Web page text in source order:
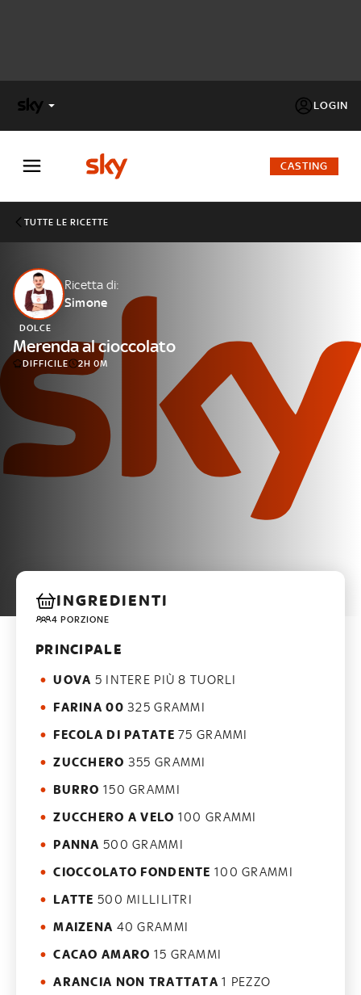
LOGIN
FACTOR
Cos’altro vedere:
PROGRAMMI SKY
Un mondo di offerte:
SKY.IT
NOW
CASTING
TUTTE LE RICETTE
Ricetta di:
Simone
DOLCE
Merenda al cioccolato
DIFFICILE 2H 0M
INGREDIENTI
4 PORZIONE
PRINCIPALE
UOVA 5 INTERE PIÙ 8 TUORLI
FARINA 00 325 GRAMMI
FECOLA DI PATATE 75 GRAMMI
ZUCCHERO 355 GRAMMI
BURRO 150 GRAMMI
ZUCCHERO A VELO 100 GRAMMI
PANNA 500 GRAMMI
CIOCCOLATO FONDENTE 100 GRAMMI
LATTE 500 MILLILITRI
MAIZENA 40 GRAMMI
CACAO AMARO 15 GRAMMI
ARANCIA NON TRATTATA 1 PEZZO